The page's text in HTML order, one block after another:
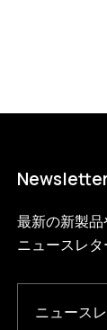
最新の新製品
ニュースレタ
ニュース